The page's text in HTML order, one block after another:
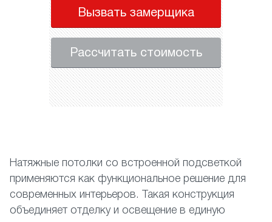
Вызвать замерщика
Рассчитать стоимость
Натяжные потолки со встроенной подсветкой
применяются как функциональное решение для
современных интерьеров. Такая конструкция
объединяет отделку и освещение в единую